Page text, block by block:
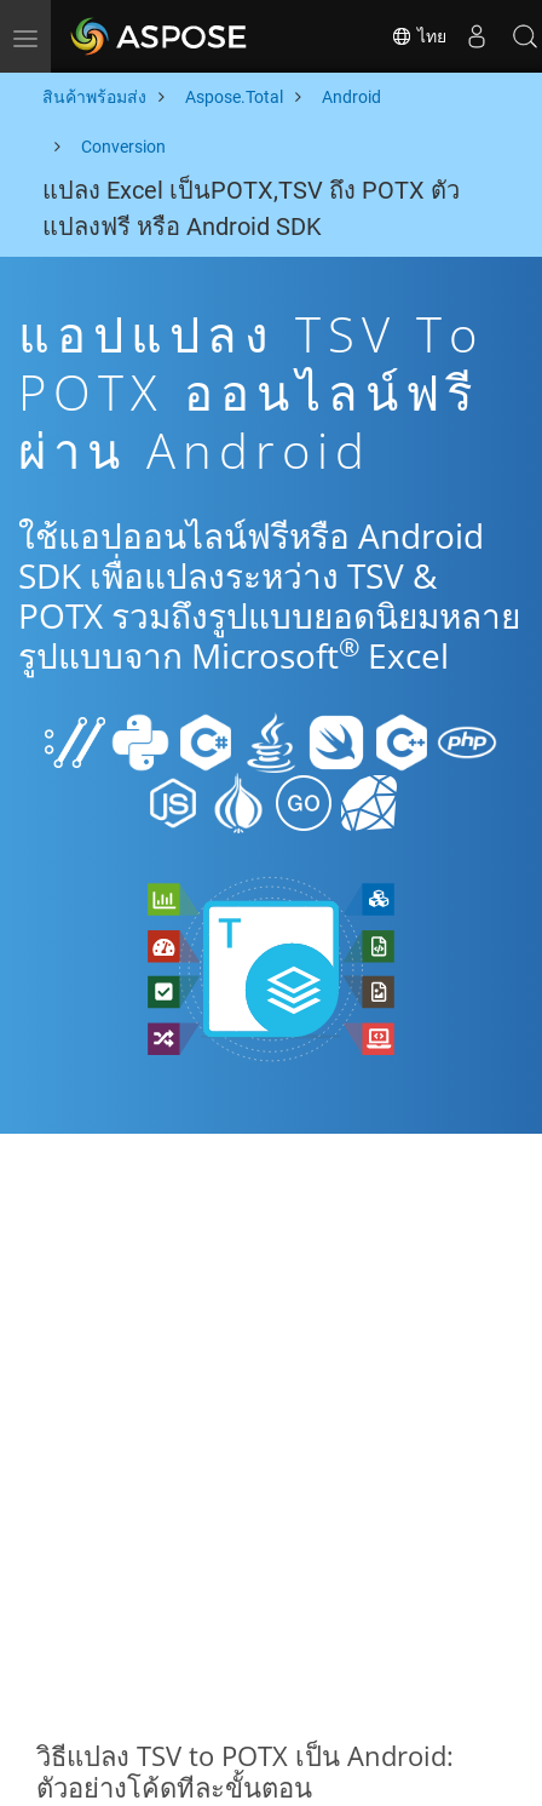
Toggle navigation ไทย
สินค้าพร้อมส่ง Aspose.Total Android
Conversion
แปลง Excel เป็นPOTX,TSV ถึง POTX ตัว
แปลงฟรี หรือ Android SDK
แอปแปลง TSV To
POTX ออนไลน์ฟรี
ผ่าน Android
ใช้แอปออนไลน์ฟรีหรือ Android
SDK เพื่อแปลงระหว่าง TSV &
POTX รวมถึงรูปแบบยอดนิยมหลาย
รูปแบบจาก Microsoft® Excel
วิธีแปลง TSV to POTX เป็น Android:
ตัวอย่างโค้ดทีละขั้นตอน